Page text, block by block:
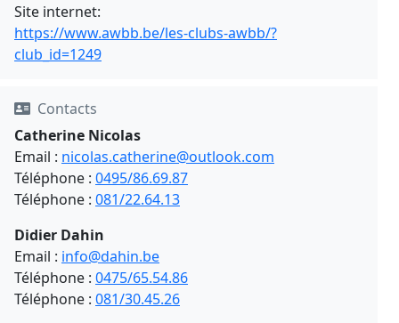
Site internet:
https://www.awbb.be/les-clubs-awbb/?
club_id=1249
Contacts
Catherine Nicolas
Email : nicolas.catherine@outlook.com
Téléphone : 0495/86.69.87
Téléphone : 081/22.64.13
Didier Dahin
Email : info@dahin.be
Téléphone : 0475/65.54.86
Téléphone : 081/30.45.26